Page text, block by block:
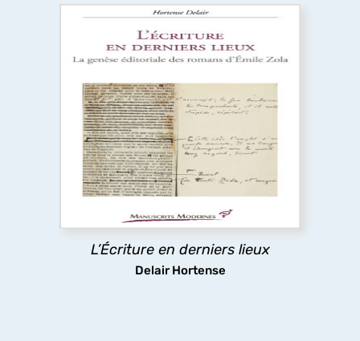
L’Écriture en derniers lieux
Delair Hortense
L’Écriture en derniers lieux
Pour certains auteurs, l’impression de l’ouvrage
relance l’écriture au lieu d’y mettre un terme. Cet
ouvrage réexamine l’histoire littéraire et les
Rougon-Macquartà la lumière des épreuves
typographiques, où Zola révise littéralement le
texte de chaque roman à la dernière minute.
découvrir